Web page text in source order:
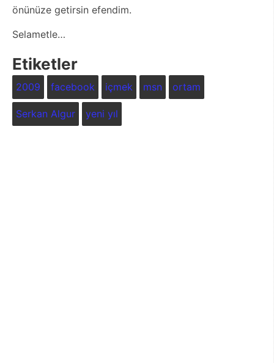
önünüze getirsin efendim.
Selametle…
Etiketler
2009 facebook içmek msn ortam
Serkan Algur yeni yıl